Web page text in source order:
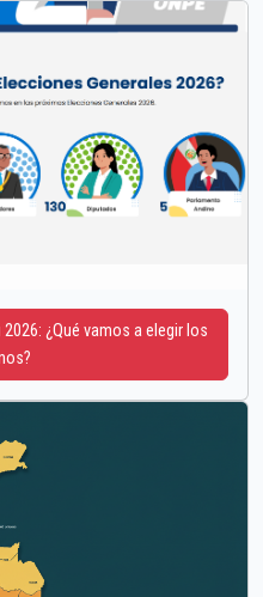
¿Qué vamos a elegir los